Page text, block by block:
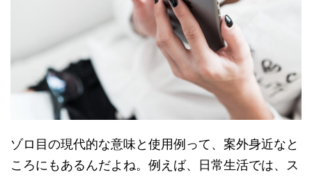
ゾロ目の現代的な意味と使用例って、案外身近なと
ころにもあるんだよね。例えば、日常生活では、ス